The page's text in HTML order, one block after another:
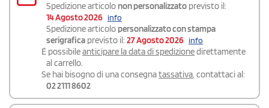
Spedizione articolo non personalizzato previsto il:
14 Agosto 2026 info
Spedizione articolo personalizzato con stampa
serigrafica previsto il: 27 Agosto 2026 info
É possibileanticipare la data di spedizionedirettamente
al carrello.
Se hai bisogno di una consegnatassativa, contattaci al:
02 2111 8602